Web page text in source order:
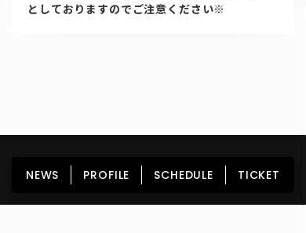
としておりますのでご注意ください※
HOME NEWS PROFILE
SCHEDULE
DISCOGRAPHY
GOODS FAN CLUB
NEWS PROFILE SCHEDULE TICKET